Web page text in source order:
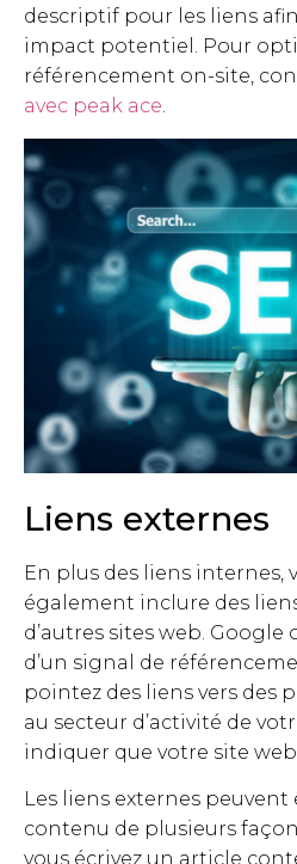
descriptif pour les liens
impact potentiel. Pour
référencement on-site,
avec peak ace.
Liens externes
En plus des liens internes,
également inclure des
d’autres sites web. Google
d’un signal de
pointez des liens vers des
au secteur d’activité de
indiquer que votre site
Les liens externes peuvent
contenu de plusieurs
vous écrivez un article